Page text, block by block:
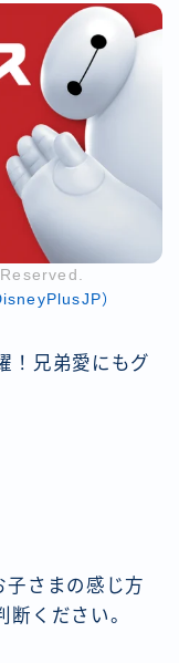
）
！兄弟愛にもグ
さまの感じ方
断ください。